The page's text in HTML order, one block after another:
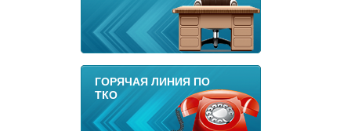
ГОРЯЧАЯ ЛИНИЯ ПО
ТКО